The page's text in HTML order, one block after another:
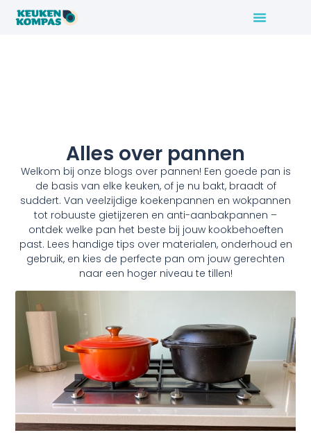
Alles over pannen
Welkom bij onze blogs over pannen! Een goede pan is
de basis van elke keuken, of je nu bakt, braadt of
suddert. Van veelzijdige koekenpannen en wokpannen
tot robuuste gietijzeren en anti-aanbakpannen –
ontdek welke pan het beste bij jouw kookbehoeften
past. Lees handige tips over materialen, onderhoud en
gebruik, en kies de perfecte pan om jouw gerechten
naar een hoger niveau te tillen!